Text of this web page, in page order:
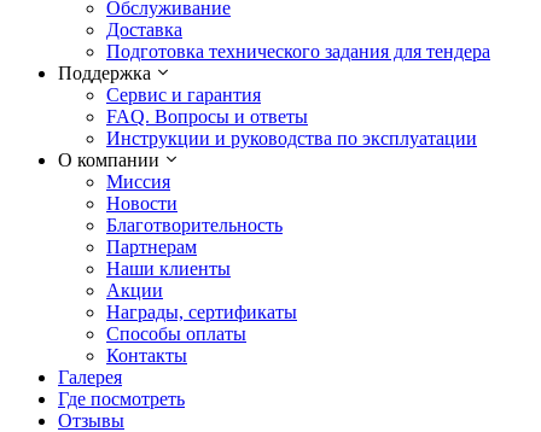
Обслуживание
Доставка
Подготовка технического задания для тендера
Поддержка
Сервис и гарантия
FAQ. Вопросы и ответы
Инструкции и руководства по эксплуатации
О компании
Миссия
Новости
Благотворительность
Партнерам
Наши клиенты
Акции
Награды, сертификаты
Способы оплаты
Контакты
Галерея
Где посмотреть
Отзывы